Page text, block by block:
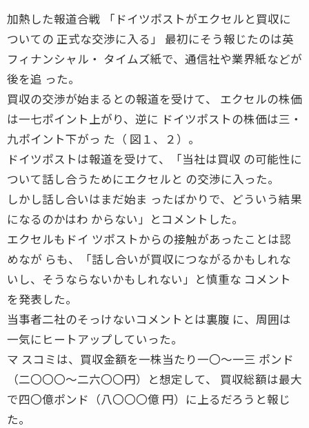
加熱した報道合戦 「ドイツポストがエクセルと買収に
ついての 正式な交渉に入る」 最初にそう報じたのは英
フィナンシャル・ タイムズ紙で、通信社や業界紙などが
後を追 った。
買収の交渉が始まるとの報道を受けて、 エクセルの株価
は一七ポイント上がり、逆に ドイツポストの株価は三・
九ポイント下がっ た（ 図１、２）。
ドイツポストは報道を受けて、「当社は買収 の可能性に
ついて話し合うためにエクセルと の交渉に入った。
しかし話し合いはまだ始ま ったばかりで、どういう結果
になるのかはわ からない」とコメントした。
エクセルもドイ ツポストからの接触があったことは認
めなが らも、「話し合いが買収につながるかもしれな
いし、そうならないかもしれない」と慎重な コメント
を発表した。
当事者二社のそっけないコメントとは裏腹 に、周囲は
一気にヒートアップしていった。
マ スコミは、買収金額を一株当たり一〇〜一三 ポンド
（二〇〇〇〜二六〇〇円）と想定して、 買収総額は最大
で四〇億ポンド（八〇〇〇億 円）に上るだろうと報じ
た。